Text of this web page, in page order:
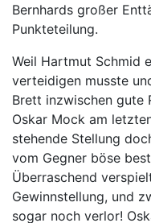
Bernhards großer
Punkteteilung.
Weil Hartmut Schmid
verteidigen musste
Brett inzwischen gute
Oskar Mock am
stehende Stellung
vom Gegner böse
Überraschend
Gewinnstellung, und
sogar noch verlor!